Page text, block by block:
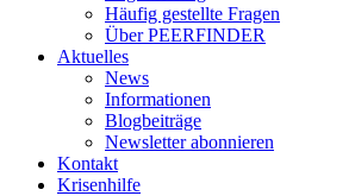
Häufig gestellte Fragen
Über PEERFINDER
Aktuelles
News
Informationen
Blogbeiträge
Newsletter abonnieren
Kontakt
Krisenhilfe